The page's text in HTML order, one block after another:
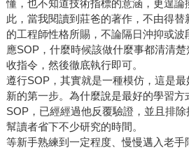
懂，也不知道技術指標的意涵，更遑論
此，當我閱讀到莊爸的著作，不由得
的工程師性格所賜，不論隔日沖抑或
應SOP，什麼時候該做什麼事都清清
收指令，然後徹底執行即可。
遵行SOP，其實就是一種模仿，這是
新的第一步。為什麼說是最好的學習方
SOP，已經經過他反覆驗證，並且排除
幫讀者省下不少研究的時間。
等新手熟練到一定程度、慢慢邁入老手